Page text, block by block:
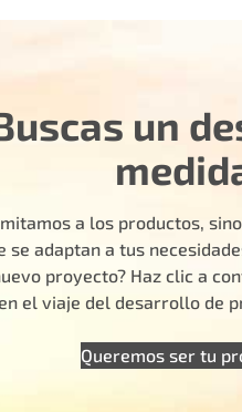
un
a los productos,
se adaptan a tus
proyecto? Haz clic a
el viaje del desarrollo de
Queremos ser tu